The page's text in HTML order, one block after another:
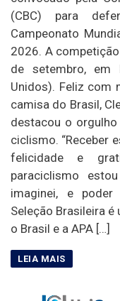
(CBC) para
Campeonato
2026. A
de setembro, em
Unidos). Feliz com
camisa do Brasil,
destacou o
ciclismo. “Receber
felicidade e
paraciclismo
imaginei, e
Seleção Brasileira
o Brasil e a APA […]